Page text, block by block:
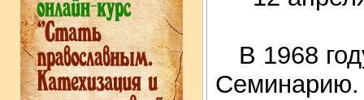
В 1968
Семинарию.